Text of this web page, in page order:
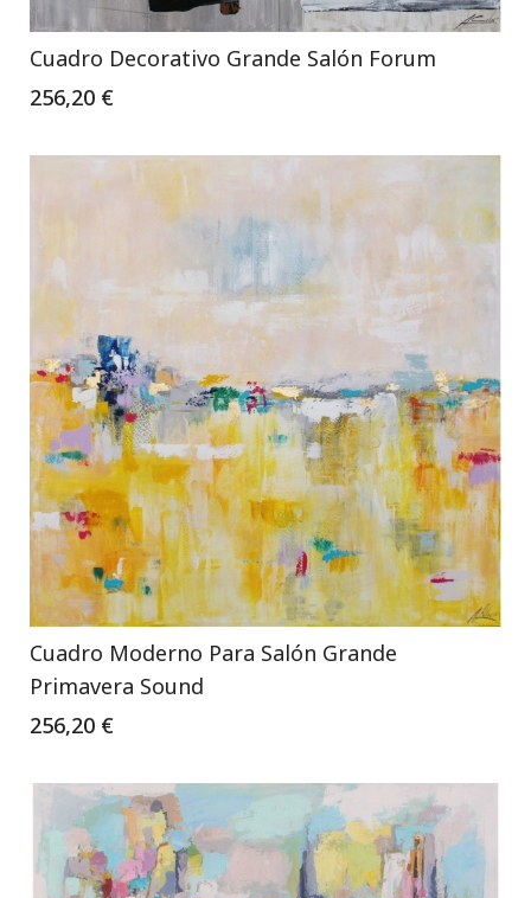
Cuadro Decorativo Grande Salón Forum
256,20 €
Cuadro Moderno Para Salón Grande
Primavera Sound
256,20 €